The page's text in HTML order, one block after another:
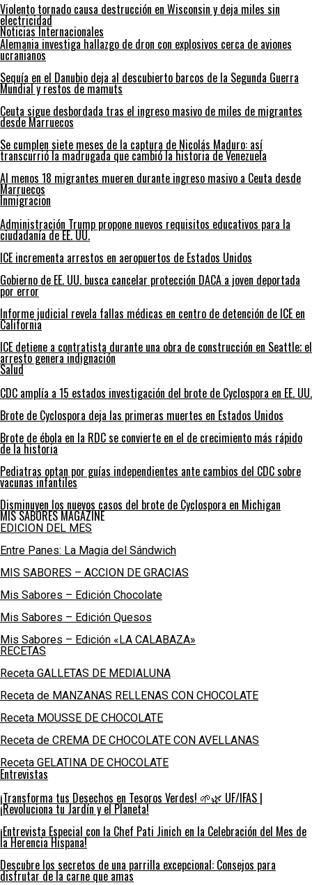
Violento tornado causa destrucción en Wisconsin y deja miles sin
electricidad
Noticias Internacionales
Alemania investiga hallazgo de dron con explosivos cerca de aviones
ucranianos
Sequía en el Danubio deja al descubierto barcos de la Segunda Guerra
Mundial y restos de mamuts
Ceuta sigue desbordada tras el ingreso masivo de miles de migrantes
desde Marruecos
Se cumplen siete meses de la captura de Nicolás Maduro: así
transcurrió la madrugada que cambió la historia de Venezuela
Al menos 18 migrantes mueren durante ingreso masivo a Ceuta desde
Marruecos
Inmigracion
Administración Trump propone nuevos requisitos educativos para la
ciudadanía de EE. UU.
ICE incrementa arrestos en aeropuertos de Estados Unidos
Gobierno de EE. UU. busca cancelar protección DACA a joven deportada
por error
Informe judicial revela fallas médicas en centro de detención de ICE en
California
ICE detiene a contratista durante una obra de construcción en Seattle; el
arresto genera indignación
Salud
CDC amplía a 15 estados investigación del brote de Cyclospora en EE. UU.
Brote de Cyclospora deja las primeras muertes en Estados Unidos
Brote de ébola en la RDC se convierte en el de crecimiento más rápido
de la historia
Pediatras optan por guías independientes ante cambios del CDC sobre
vacunas infantiles
Disminuyen los nuevos casos del brote de Cyclospora en Michigan
MIS SABORES MAGAZINE
EDICION DEL MES
Entre Panes: La Magia del Sándwich
MIS SABORES – ACCION DE GRACIAS
Mis Sabores – Edición Chocolate
Mis Sabores – Edición Quesos
Mis Sabores – Edición «LA CALABAZA»
RECETAS
Receta GALLETAS DE MEDIALUNA
Receta de MANZANAS RELLENAS CON CHOCOLATE
Receta MOUSSE DE CHOCOLATE
Receta de CREMA DE CHOCOLATE CON AVELLANAS
Receta GELATINA DE CHOCOLATE
Entrevistas
¡Transforma tus Desechos en Tesoros Verdes! 🌱🌿 UF/IFAS |
¡Revoluciona tu Jardín y el Planeta!
¡Entrevista Especial con la Chef Pati Jinich en la Celebración del Mes de
la Herencia Hispana!
Descubre los secretos de una parrilla excepcional: Consejos para
disfrutar de la carne que amas